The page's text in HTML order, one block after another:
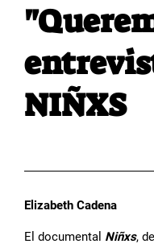
NIÑXS
Elizabeth Cadena
El documental Niñxs, de